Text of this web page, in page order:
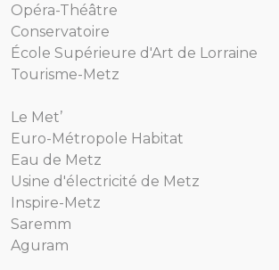
Opéra-Théâtre
Conservatoire
École Supérieure d'Art de Lorraine
Tourisme-Metz
Le Met’
Euro-Métropole Habitat
Eau de Metz
Usine d'électricité de Metz
Inspire-Metz
Saremm
Aguram